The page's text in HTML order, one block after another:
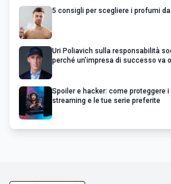
5 consigli per scegliere i profumi
Uri Poliavich sulla responsabilità
perché un’impresa di successo va
Spoiler e hacker: come proteggere
streaming e le tue serie preferite